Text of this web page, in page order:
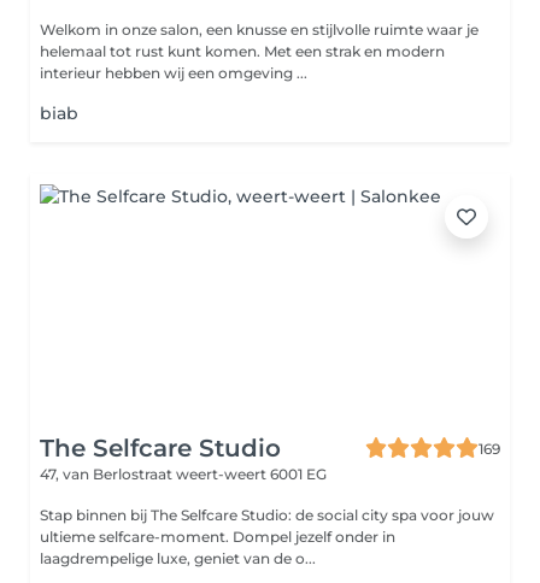
Welkom in onze salon, een knusse en stijlvolle ruimte waar je
helemaal tot rust kunt komen. Met een strak en modern
interieur hebben wij een omgeving ...
biab
The Selfcare Studio
169
47, van Berlostraat weert-weert 6001 EG
Stap binnen bij The Selfcare Studio: de social city spa voor jouw
ultieme selfcare-moment. Dompel jezelf onder in
laagdrempelige luxe, geniet van de o...